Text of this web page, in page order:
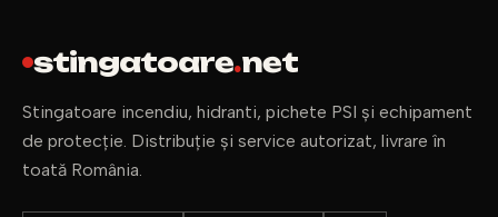
stingatoare.net
Stingatoare incendiu, hidranti, pichete PSI și echipament
de protecție. Distribuție și service autorizat, livrare în
toată România.